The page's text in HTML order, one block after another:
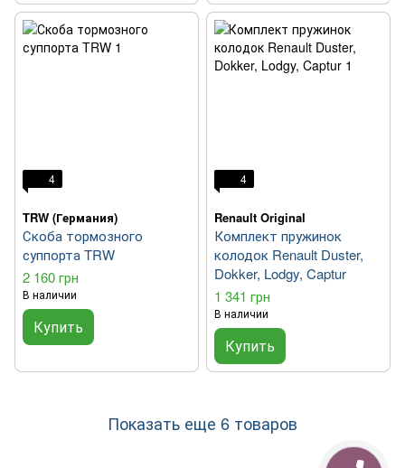
4
TRW (Германия)
Скоба тормозного
суппорта TRW
2 160 грн
В наличии
Купить
4
Renault Original
Комплект пружинок
колодок Renault Duster,
Dokker, Lodgy, Captur
1 341 грн
В наличии
Купить
Показать еще 6 товаров